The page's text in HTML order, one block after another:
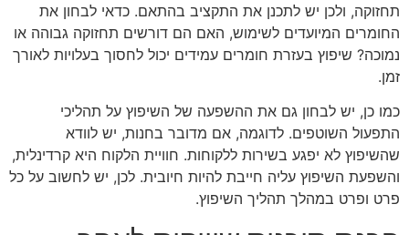
תחזוקה, ולכן יש לתכנן את התקציב בהתאם. כדאי לבחון את
החומרים המיועדים לשימוש, האם הם דורשים תחזוקה גבוהה או
נמוכה? שיפוץ בעזרת חומרים עמידים יכול לחסוך בעלויות לאורך
זמן.
כמו כן, יש לבחון גם את ההשפעה של השיפוץ על תהליכי
התפעול השוטפים. לדוגמה, אם מדובר בחנות, יש לוודא
שהשיפוץ לא יפגע בשירות ללקוחות. חוויית הלקוח היא קרדינלית,
והשפעת השיפוץ עליה חייבת להיות חיובית. לכן, יש לחשוב על כל
פרט ופרט במהלך תהליך השיפוץ.